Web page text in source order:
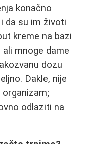
konačno
da su im životi
kreme na bazi
mnoge dame
dozu
Dakle, nije
organizam;
odlaziti na